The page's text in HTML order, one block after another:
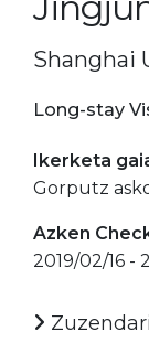
Shanghai
Long-stay
Ikerketa
Gorputz
Azken
2019/02/16 -